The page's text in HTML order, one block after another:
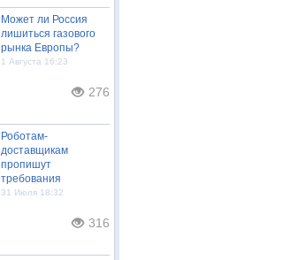
Может ли Россия
лишиться газового
рынка Европы?
1 Августа 16:23
276
Роботам-
доставщикам
пропишут
требования
31 Июля 18:32
316